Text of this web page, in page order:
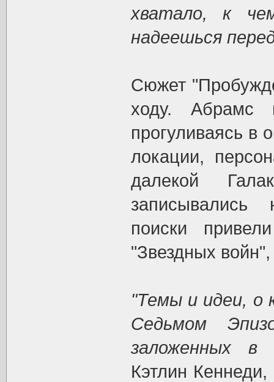
хватало, к
надеешься
Сюжет
ходу. Абрамс
прогуливаясь в
локации,
далекой
записывались
поиски
"Звездных
"Темы и идеи, о
Седьмом
заложенных в
Кэтлин Кеннеди,